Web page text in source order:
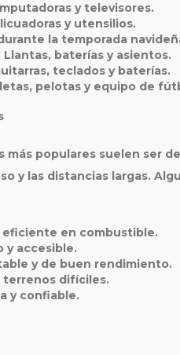
y televisores.
y utensilios.
la temporada
Llantas, baterías y asientos.
teclados y baterías.
pelotas y equipo de
más populares suelen ser
y las distancias largas.
eficiente en combustible.
y accesible.
y de buen rendimiento.
terrenos difíciles.
y confiable.